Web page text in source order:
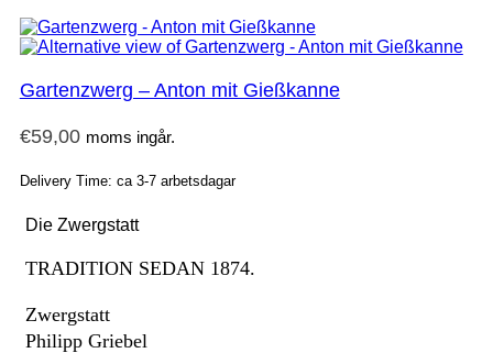
Gartenzwerg – Anton mit Gießkanne
€59,00 moms ingår.
Delivery Time: ca 3-7 arbetsdagar
Die Zwergstatt
TRADITION SEDAN 1874.
Zwergstatt
Philipp Griebel